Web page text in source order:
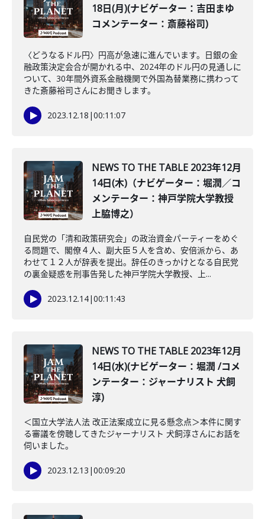
18日(月)(ナビゲーター：吉田まゆ
コメンテーター：斎藤裕司)
〈どうなるドル円〉円高が急速に進んでいます。日銀の金
融政策決定会合が開かれる中、2024年のドル円の見通しに
ついて、30年間外資系金融機関で外国為替業務に携わって
きた斎藤裕司さんにお聞きします。
2023.12.18 |00:11:07
NEWS TO THE TABLE 2023年12月
14日(木)（ナビゲーター：堀潤／コ
メンテーター：神戸学院大学教授
上脇博之）
自民党の「清和政策研究会」の政治資金パーティーをめぐ
る問題で、閣僚４人、副大臣５人を含め、安倍派から、あ
わせて１２人が辞表を提出。辞任のきっかけとなる自民党
の裏金疑惑を刑事告発した神戸学院大学教授、上...
2023.12.14|00:11:43
NEWS TO THE TABLE 2023年12月
14日(水)(ナビゲーター：堀潤 /コメ
ンテーター：ジャーナリスト 犬飼
淳)
＜国立大学法人法 改正法案成立に見る懸念点＞本件に関す
る審議を傍聴してきたジャーナリスト 犬飼淳さんにお話を
伺いました。
2023.12.13 |00:09:20